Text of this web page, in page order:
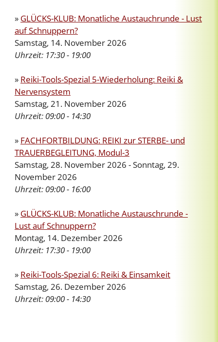
» GLÜCKS-KLUB: Monatliche Austauchrunde - Lust
auf Schnuppern?
Samstag, 14. November 2026
Uhrzeit: 17:30 - 19:00
» Reiki-Tools-Spezial 5-Wiederholung: Reiki &
Nervensystem
Samstag, 21. November 2026
Uhrzeit: 09:00 - 14:30
» FACHFORTBILDUNG: REIKI zur STERBE- und
TRAUERBEGLEITUNG, Modul-3
Samstag, 28. November 2026 - Sonntag, 29.
November 2026
Uhrzeit: 09:00 - 16:00
» GLÜCKS-KLUB: Monatliche Austauschrunde -
Lust auf Schnuppern?
Montag, 14. Dezember 2026
Uhrzeit: 17:30 - 19:00
» Reiki-Tools-Spezial 6: Reiki & Einsamkeit
Samstag, 26. Dezember 2026
Uhrzeit: 09:00 - 14:30